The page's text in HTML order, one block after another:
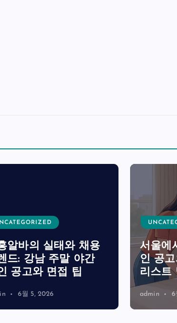
와 채용
말 야간
팁
UNCATEGORIZED
서울에서 찾는 룸
인 공고와 면접 준
리스트 및 안전 수
6월 3, 2026